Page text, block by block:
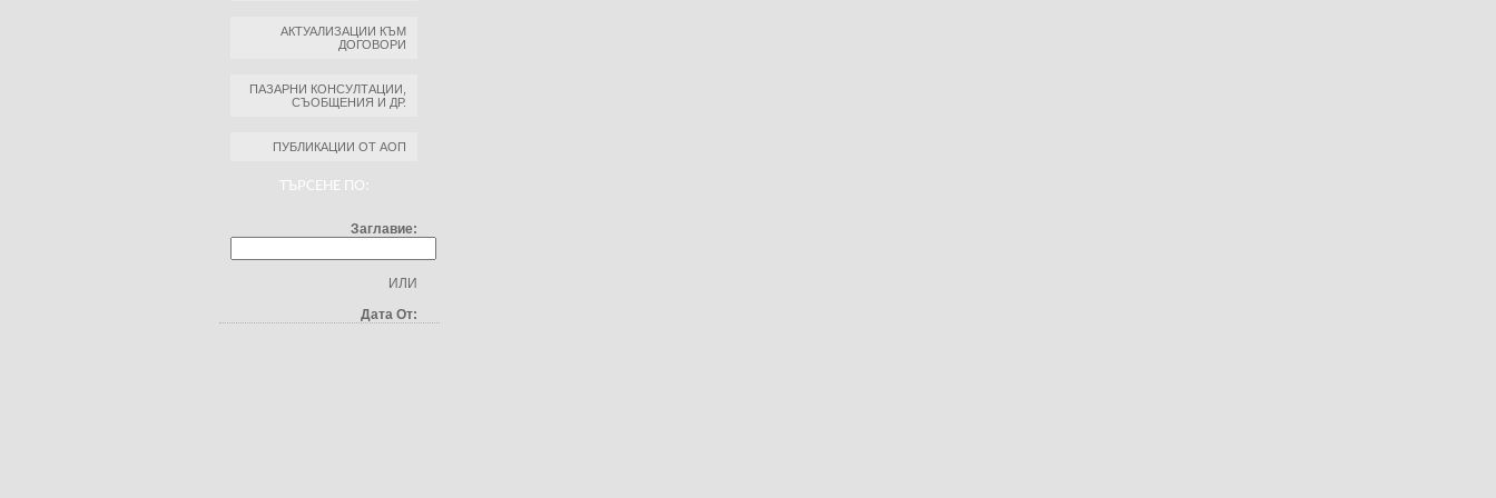
АКТУАЛИЗАЦИИ КЪМ
ДОГОВОРИ
ПАЗАРНИ КОНСУЛТАЦИИ,
СЪОБЩЕНИЯ И ДР.
ПУБЛИКАЦИИ ОТ АОП
ТЪРСЕНЕ ПО:
Заглавие:
ИЛИ
Дата От: